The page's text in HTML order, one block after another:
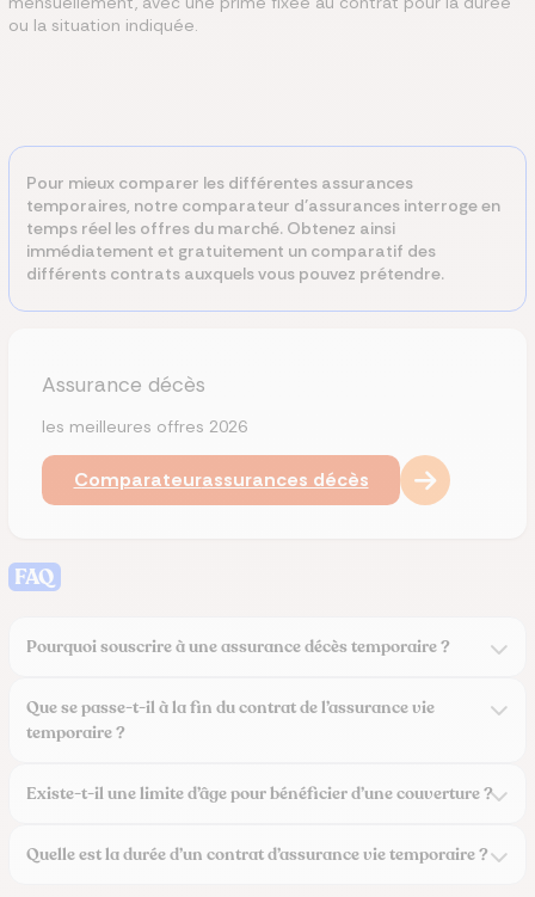
ou la situation indiquée.
Pour mieux comparer les différentes assurances
temporaires, notre comparateur d’assurances interroge en
temps réel les offres du marché. Obtenez ainsi
immédiatement et gratuitement un comparatif des
différents contrats auxquels vous pouvez prétendre.
Assurance décès
les meilleures offres 2026
Comparateurassurances décès
FAQ
Pourquoi souscrire à une assurance décès temporaire ?
Que se passe-t-il à la fin du contrat de l’assurance vie
temporaire ?
Existe-t-il une limite d’âge pour bénéficier d’une couverture ?
Quelle est la durée d’un contrat d’assurance vie temporaire ?